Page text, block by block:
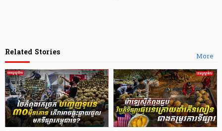
More
Related Stories